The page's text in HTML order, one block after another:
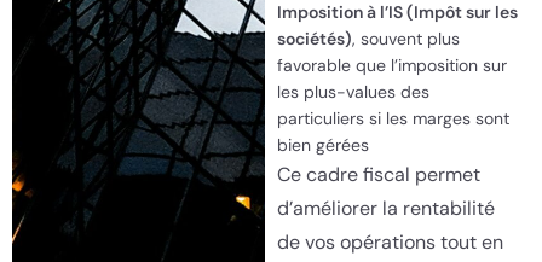
Imposition à l’IS (Impôt sur les
sociétés), souvent plus
favorable que l’imposition sur
les plus-values des
particuliers si les marges sont
bien gérées
Ce cadre fiscal permet
d’améliorer la rentabilité
de vos opérations tout en